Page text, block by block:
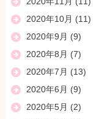
2020年10月 (11)
2020年9月 (9)
2020年8月 (7)
2020年7月 (13)
2020年6月 (9)
2020年5月 (2)